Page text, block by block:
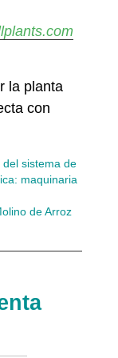
la planta
con
sistema de
maquinaria
de Arroz